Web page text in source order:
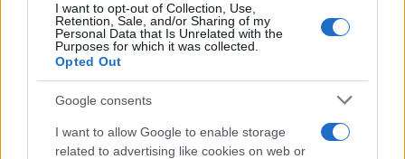
I want to opt-out of Collection, Use,
Retention, Sale, and/or Sharing of my
Personal Data that Is Unrelated with the
Purposes for which it was collected.
Opted Out
Google consents
I want to allow Google to enable storage
related to advertising like cookies on web or